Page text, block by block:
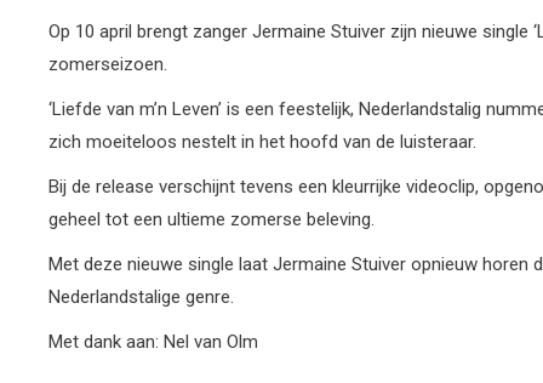
Op 10 april brengt zanger Jermaine Stuiver zijn nieuwe single
zomerseizoen.
‘Liefde van m’n Leven’ is een feestelijk, Nederlandstalig
zich moeiteloos nestelt in het hoofd van de luisteraar.
Bij de release verschijnt tevens een kleurrijke videoclip,
geheel tot een ultieme zomerse beleving.
Met deze nieuwe single laat Jermaine Stuiver opnieuw
Nederlandstalige genre.
Met dank aan: Nel van Olm